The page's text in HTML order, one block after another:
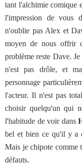
tant l'alchimie comique
l'impression de vous
n'oublie pas Alex et
moyen de nous offrir
problème reste Dave.
n'est pas drôle, et
personnage
l'acteur. Il n'est pas
choisir quelqu'un qui
l'habitude de voir dans
bel et bien ce qu'il y a
Mais je chipote comme
défauts.